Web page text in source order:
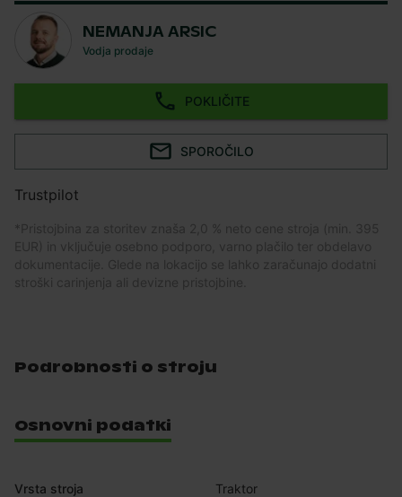
NEMANJA ARSIC
Vodja prodaje
POKLIČITE
SPOROČILO
Trustpilot
* Pristojbina za storitev znaša 2,0 % neto cene stroja (min. 395
EUR) in vključuje osebno podporo, varno plačilo ter obdelavo
dokumentacije. Glede na lokacijo se lahko zaračunajo dodatni
stroški carinjenja ali devizne pristojbine.
Podrobnosti o stroju
Osnovni podatki
Vrsta stroja Traktor